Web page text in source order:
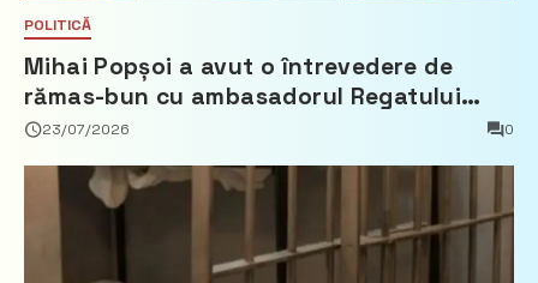
POLITICĂ
Mihai Popșoi a avut o întrevedere de
rămas-bun cu ambasadorul Regatului
Țărilor de Jos, Fred Duijn
23/07/2026 0